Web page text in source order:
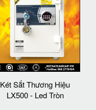
Két Sắt Thương Hiệu
LX500 - Led Tròn